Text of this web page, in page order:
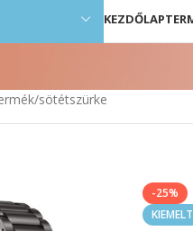
KEZDŐLAP
sötétszürke
-25%
KIEMELT